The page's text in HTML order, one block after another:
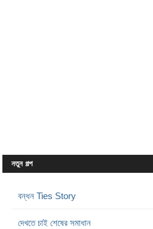
নতুন গল্প
বন্ধন Ties Story
দেখতে চাই শেষের সমাধান